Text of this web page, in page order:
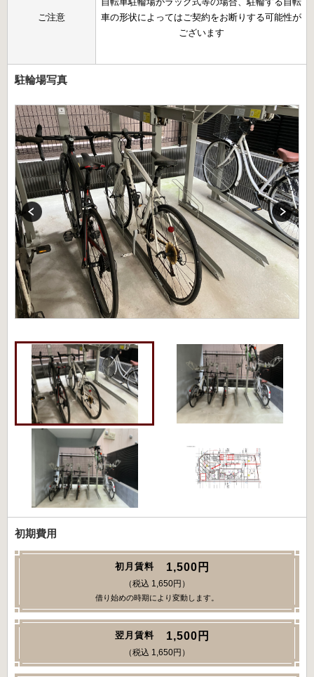
ご注意
車の形状によってはご契約をお断りする可能性が
ございます
駐輪場写真
初期費用
初月賃料 1,500円
（税込 1,650円）
借り始めの時期により変動します。
翌月賃料 1,500円
（税込 1,650円）